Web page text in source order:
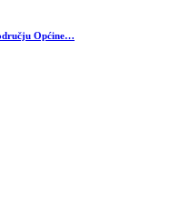
Općine…